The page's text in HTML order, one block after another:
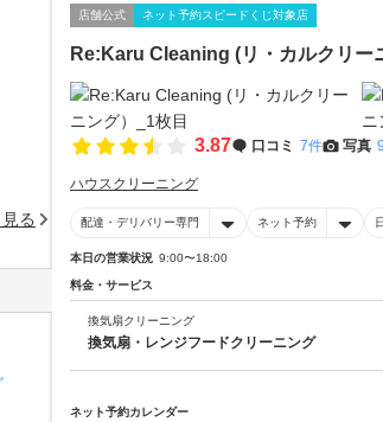
店舗公式 ネット予約スピードくじ対象店
Re:Karu Cleaning (リ・カルクリー
3.87 口コミ 7件 写真
ハウスクリーニング
配達・デリバリー専門 ネット予約
本日の営業状況 9:00〜18:00
料金・サービス
換気扇クリーニング
換気扇・レンジフードクリーニング
ネット予約カレンダー
る